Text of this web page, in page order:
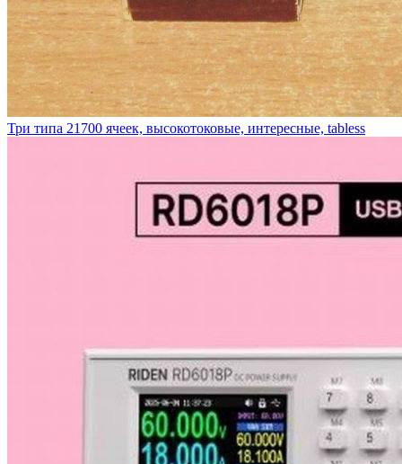
Три типа 21700 ячеек, высокотоковые, интересные, tabless